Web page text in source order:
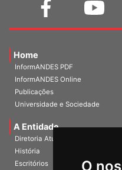
O
Home
InformANDES PDF
InformANDES Online
Publicações
Universidade e Sociedade
A Entidade
Diretoria Atual
História
Escritórios